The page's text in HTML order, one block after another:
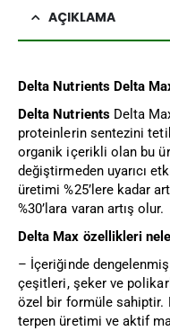
AÇIKLAMA
Delta Nutrients Delta
Delta Nutrients Delta
proteinlerin sentezini
organik içerikli olan bu
değiştirmeden uyarıcı
üretimi %25’lere kadar
%30’lara varan artış olur.
Delta Max özellikleri
– İçeriğinde
çeşitleri, şeker ve
özel bir formüle sahiptir.
terpen üretimi ve aktif